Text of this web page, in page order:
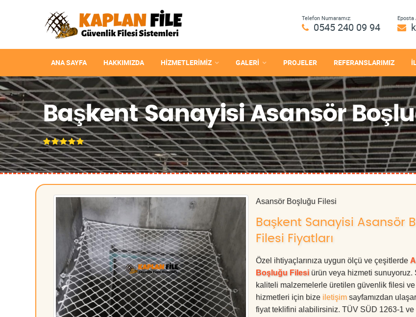
Telefon Numaramız:
0545 240 09 94
Eposta
ANA SAYFA HAKKIMIZDA HIZMETLERIMIZ GALERİ PROJELER REFERANSLARIMIZ
Başkent Sanayisi Asansör
Asansör Boşluğu Filesi
Başkent Sanayisi Asansör
Filesi Fiyatları
Özel ihtiyaçlarınıza uygun ölçü ve çeşitlerde
Boşluğu Filesi ürün veya hizmeti sunuyoruz.
kaliteli malzemelerle üretilen güvenlik filesi
hizmetleri için bize iletişim sayfamızdan
fiyat teklifini alabilirsiniz. TÜV SÜD 1263-1 ve